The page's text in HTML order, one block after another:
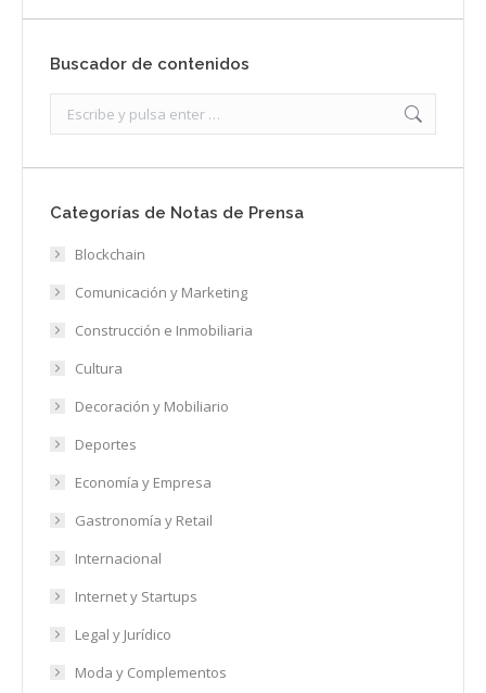
Buscador de contenidos
Categorías de Notas de Prensa
Blockchain
Comunicación y Marketing
Construcción e Inmobiliaria
Cultura
Decoración y Mobiliario
Deportes
Economía y Empresa
Gastronomía y Retail
Internacional
Internet y Startups
Legal y Jurídico
Moda y Complementos